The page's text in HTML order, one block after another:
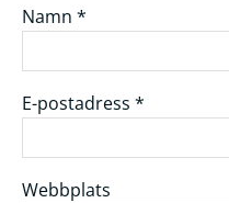
Namn *
E-postadress *
Webbplats